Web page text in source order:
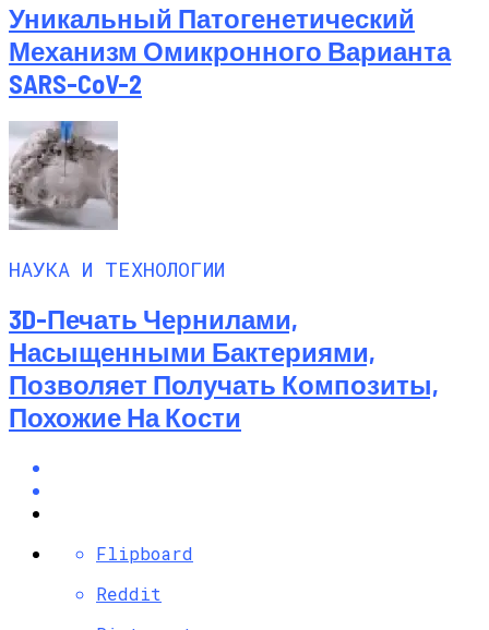
Уникальный Патогенетический
Механизм Омикронного Варианта
SARS-CoV-2
НАУКА И ТЕХНОЛОГИИ
3D-Печать Чернилами,
Насыщенными Бактериями,
Позволяет Получать Композиты,
Похожие На Кости
Flipboard
Reddit